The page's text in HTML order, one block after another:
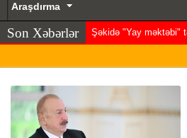
Araşdırma
Son Xəbərlər Şəkidə "Yay məktəbi"